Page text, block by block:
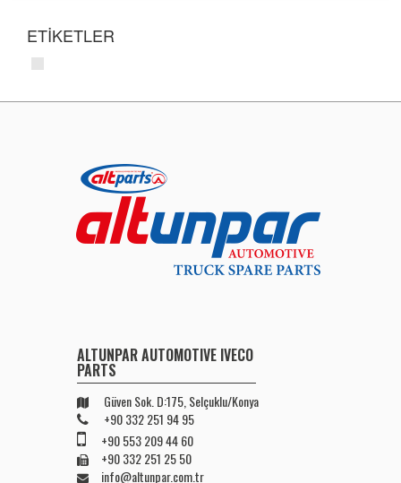
ETİKETLER
ALTUNPAR AUTOMOTIVE IVECO
PARTS
Güven Sok. D:175, Selçuklu/Konya
+90 332 251 94 95
+90 553 209 44 60
+90 332 251 25 50
info@altunpar.com.tr